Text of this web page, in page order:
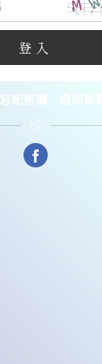
登入
忘記密碼 返回首頁